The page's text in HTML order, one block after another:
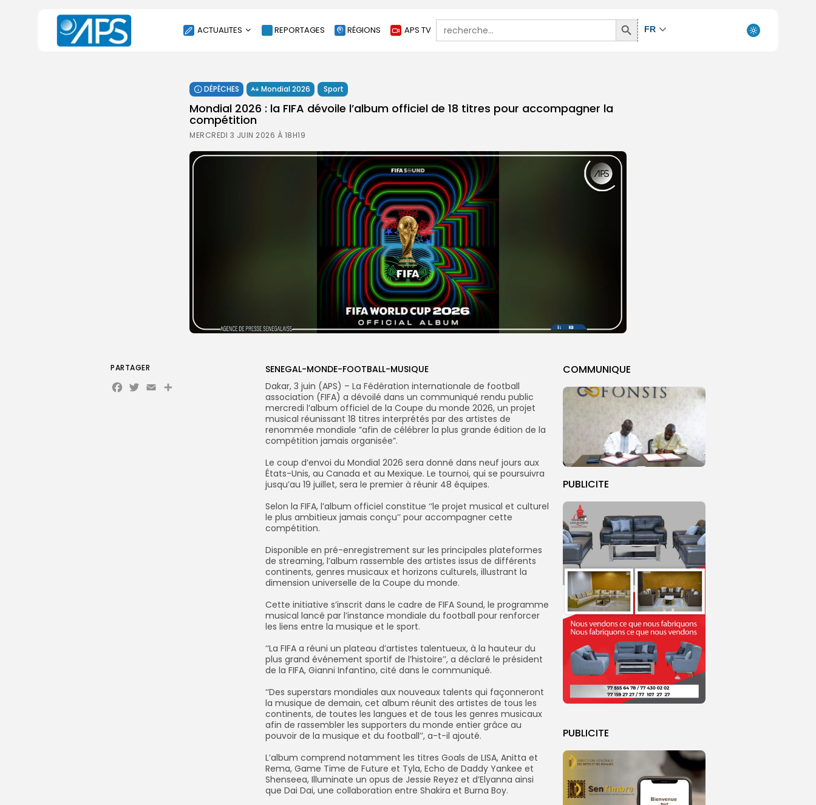
ACTUALITES
SOCIÉTÉ
ÉCONOMIE
CULTURE
ENVIRONNEMENT
REPORTAGES RÉGIONS APS TV
Search
for:
Search
Button
FR
DÉPÊCHES Mondial 2026 Sport
‎Mondial 2026 : la FIFA dévoile l’album officiel de 18 titres pour accompagner la
compétition
MERCREDI 3 JUIN 2026 À 18H19
COMMUNIQUE
PUBLICITE
PUBLICITE
SENEGAL-MONDE-FOOTBALL-MUSIQUE
Dakar, 3 juin (APS) – La Fédération internationale de football
association (FIFA) a dévoilé dans un communiqué rendu public
mercredi l’album officiel de la Coupe du monde 2026, un projet
musical réunissant 18 titres interprétés par des artistes de
renommée mondiale ”afin de célébrer la plus grande édition de la
compétition jamais organisée”.
‎Le coup d’envoi du Mondial 2026 sera donné dans neuf jours aux
États-Unis, au Canada et au Mexique. Le tournoi, qui se poursuivra
jusqu’au 19 juillet, sera le premier à réunir 48 équipes.
‎Selon la FIFA, l’album officiel constitue ‘‘le projet musical et culturel
le plus ambitieux jamais conçu’’ pour accompagner cette
compétition.
‎Disponible en pré-enregistrement sur les principales plateformes
de streaming, l’album rassemble des artistes issus de différents
continents, genres musicaux et horizons culturels, illustrant la
dimension universelle de la Coupe du monde.
‎Cette initiative s’inscrit dans le cadre de FIFA Sound, le programme
musical lancé par l’instance mondiale du football pour renforcer
les liens entre la musique et le sport.
‎‘‘La FIFA a réuni un plateau d’artistes talentueux, à la hauteur du
plus grand événement sportif de l’histoire’’, a déclaré le président
de la FIFA, Gianni Infantino, cité dans le communiqué.
‎‘‘Des superstars mondiales aux nouveaux talents qui façonneront
la musique de demain, cet album réunit des artistes de tous les
continents, de toutes les langues et de tous les genres musicaux
afin de rassembler les supporters du monde entier grâce au
pouvoir de la musique et du football’’, a-t-il ajouté.
‎L’album comprend notamment les titres Goals de LISA, Anitta et
Rema, Game Time de Future et Tyla, Echo de Daddy Yankee et
Shenseea, Illuminate un opus de Jessie Reyez et d’Elyanna ainsi
que Dai Dai, une collaboration entre Shakira et Burna Boy.
PARTAGER
Facebook
Twitter
EmailPartager